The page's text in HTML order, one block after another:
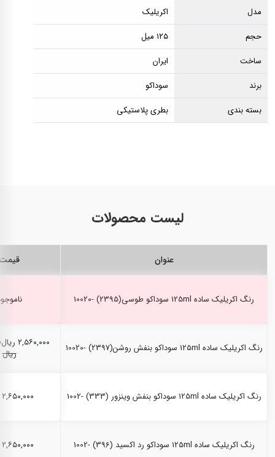
مدل
اکریلیک
حجم
۱۲۵ میل
ساخت
ایران
برند
سوداکو
بسته بندی
بطری پلاستیکی
لیست محصولات
عنوان
رنگ اکریلیک ساده 125ml سوداکو طوسی(2395) -10020
رنگ اکریلیک ساده 125ml سوداکو بنفش روشن(2397) -10020 ۲,۵۶۰,۰۰۰ ریال
ریال
رنگ اکریلیک ساده 125ml سوداکو بنفش وینزور (333) -1002 ۲,۶۵۰,۰۰۰ ریال
رنگ اکریلیک ساده 125ml سوداکو رد اکسید (396) -1002 ۲,۶۵۰,۰۰۰ ریال